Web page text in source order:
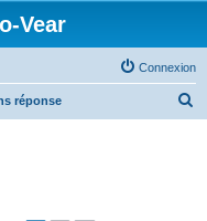
Vear
Connexion
réponse